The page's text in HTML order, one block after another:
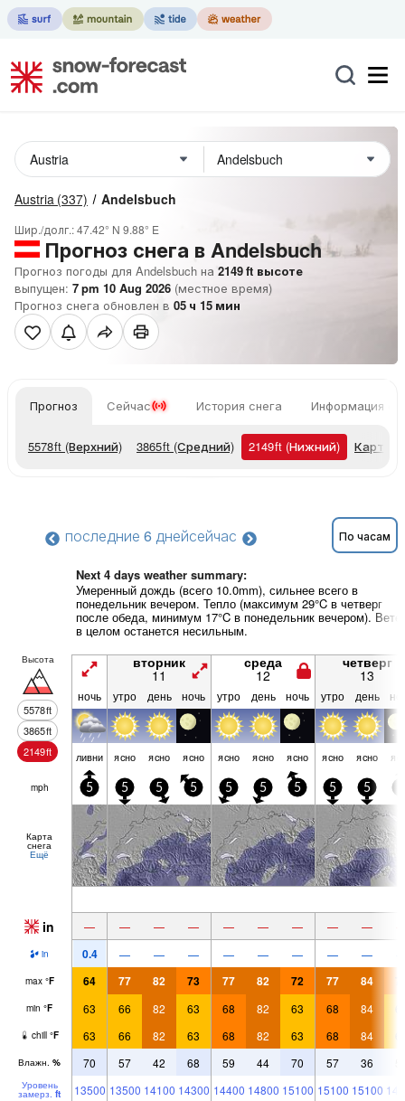
Austria (337) Andelsbuch
Шир./долг.:47.42° N 9.88° E
Прогноз снега в Andelsbuch
Прогноз погоды для Andelsbuch на 2149ft высоте
выпущен: 7 pm 10 Aug 2026 (местное время)
Прогноз снега обновлен в 05 ч 15 мин
Прогноз Сейчас История снега Информация о
5578ft (Верхний) 3865ft (Средний) 2149ft (Нижний) Карты
последние 6 днейсейчас По часам
Next 4 days weather summary:
Умеренный дождь (всего 10.0mm), сильнее всего в
понедельник вечером. Тепло (максимум 29°C в четверг
после обеда, минимум 17°C в понедельник вечером).
в целом останется несильным.
Высота
5578ft
3865ft
2149ft
вторник
11
среда
12
четверг
13
ночь утро день ночь утро день ночь утро день
ливни ясно ясно ясно ясно ясно ясно ясно ясно
mph 5 5 5 5 5 5 5 5 5
Карта
снега
Ещё
in — — — — — — — — —
in 0.4 — — — — — — — —
max °F 64 77 82 73 77 82 72 77 84
min °F 63 66 82 63 68 82 63 68 84
chill °F 63 66 82 63 68 82 63 68 84
Влажн. % 70 57 42 68 59 44 70 57 36
Уровень
замерз. ft 13500 13500 14100 14300 14400 14800 15100 15100 15100